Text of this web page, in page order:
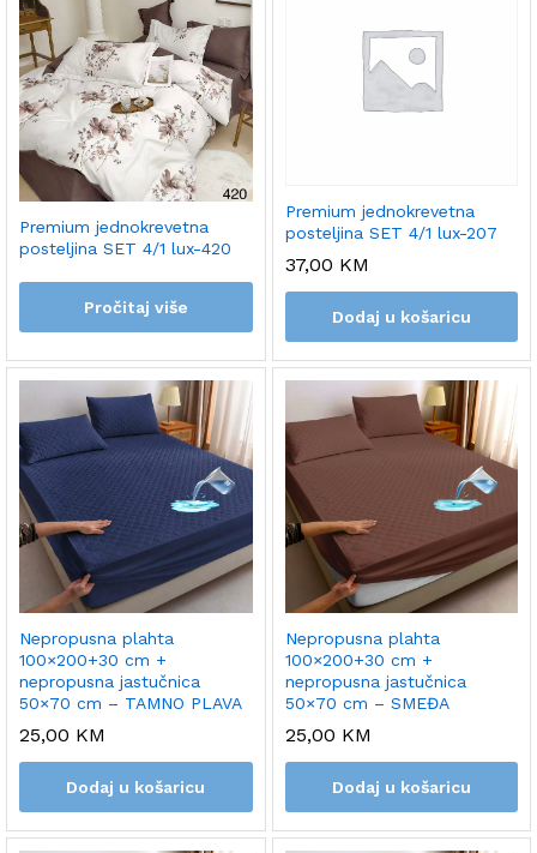
Premium jednokrevetna
posteljina SET 4/1 lux-420
Pročitaj više
Premium jednokrevetna
posteljina SET 4/1 lux-207
37,00 KM
Dodaj u košaricu
Nepropusna plahta
100×200+30 cm +
nepropusna jastučnica
50×70 cm – TAMNO PLAVA
25,00 KM
Dodaj u košaricu
Nepropusna plahta
100×200+30 cm +
nepropusna jastučnica
50×70 cm – SMEĐA
25,00 KM
Dodaj u košaricu